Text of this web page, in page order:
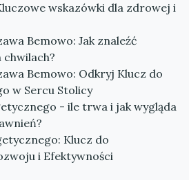
wskazówki dla zdrowej i
Bemowo: Jak znaleźć
Bemowo: Odkryj Klucz do
w Sercu Stolicy
- ile trwa i jak wygląda
Klucz do
i Efektywności